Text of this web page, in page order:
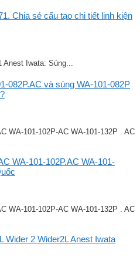
Chia sẻ cấu tạo chi tiết linh kiện
Anest Iwata: Súng...
082P.AC và súng WA-101-082P
WA-101-102P-AC WA-101-132P . AC
WA-101-102P.AC WA-101-
WA-101-102P-AC WA-101-132P . AC
Wider 2 Wider2L Anest Iwata